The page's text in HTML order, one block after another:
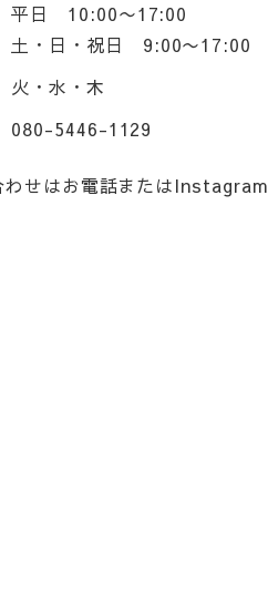
平日 10:00〜17:00
土・日・祝日 9:00〜17:00
火・水・木
080-5446-1129
せはお電話または